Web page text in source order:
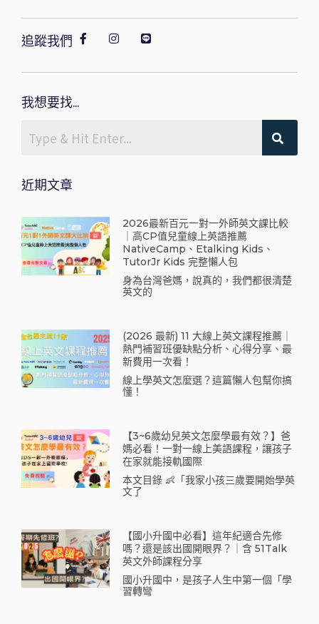
追蹤我們
我想要找...
近期文章
2026最新百元一對一外師英文課比較
｜高CP值兒童線上英語推薦
NativeCamp、Etalking Kids、
TutorJr Kids 完整懶人包
身為台灣爸媽，說真的，我們都很清楚
英文的
(2026 最新) 11 大線上英文課程推薦｜
熱門補習班優缺點分析、心得分享、最
新費用一次看！
線上學英文怎麼選？這篇懶人包幫你搞
懂！
【3~6歲幼兒英文怎麼學最有效？】爸
媽必看！一對一線上美語課程，讓孩子
在家就能接軌國際
本文目錄 👶「我家小孩三歲要開始學英
文了
【國小升國中必看】這年紀適合先修
嗎？還是該出國開眼界？｜含 51Talk
英文外師課程分享
國小升國中，是孩子人生中第一個「學
習轉彎